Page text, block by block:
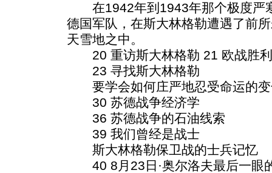
在1942年到1943年那个极度严
德国军队，在斯大林格勒遭遇了前
天雪地之中。
20 重访斯大林格勒 21 欧战胜利
23 寻找斯大林格勒
要学会如何庄严地忍受命运的
30 苏德战争经济学
36 苏德战争的石油线索
39 我们曾经是战士
斯大林格勒保卫战的士兵记忆
40 8月23日·奥尔洛夫最后一眼